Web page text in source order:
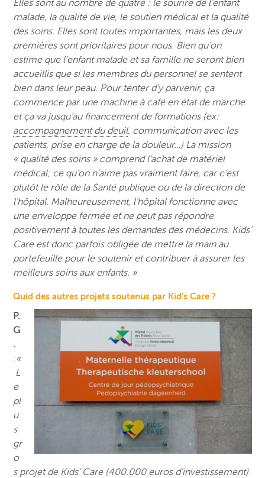
Elles sont au nombre de quatre : le sourire de l’enfant
malade, la qualité de vie, le soutien médical et la qualité
des soins. Elles sont toutes importantes, mais les deux
premières sont prioritaires pour nous. Bien qu’on
estime que l’enfant malade et sa famille ne seront bien
accueillis que si les membres du personnel se sentent
bien dans leur peau. Pour tenter d’y parvenir, ça
commence par une machine à café en état de marche
et ça va jusqu’au financement de formations (ex:
accompagnement du deuil, communication avec les
patients, prise en charge de la douleur…) La mission
« qualité des soins » comprend l’achat de matériel
médical; ce qu’on n’aime pas vraiment faire, car c’est
plutôt le rôle de la Santé publique ou de la direction de
l’hôpital. Malheureusement, l’hôpital fonctionne avec
une enveloppe fermée et ne peut pas répondre
positivement à toutes les demandes des médecins. Kids’
Care est donc parfois obligée de mettre la main au
portefeuille pour le soutenir et contribuer à assurer les
meilleurs soins aux enfants. »
Quid des autres projets soutenus par Kid’s Care ?
P.
G
.
: «
L
e
pl
u
s
gr
o
s projet de Kids’ Care (400.000 euros d’investissement)